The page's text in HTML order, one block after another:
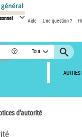
Aide Une question ?
Tout
AUTRES
d’autorité